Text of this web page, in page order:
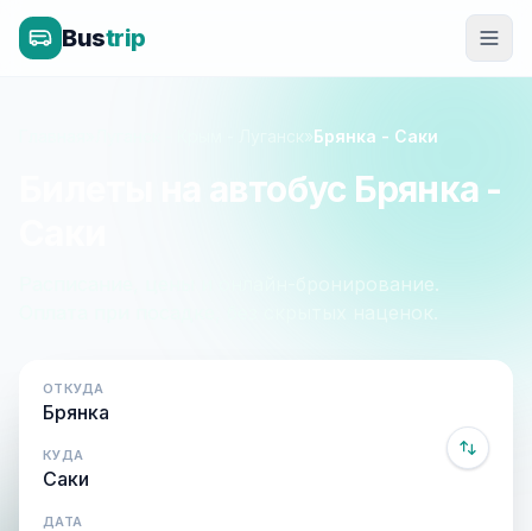
Bustrip
»Брянка - Саки
Билеты на автобус Брянка -
Расписание, цены и онлайн-бронирование.
Оплата при посадке, без скрытых наценок.
ОТКУДА
КУДА
ДАТА